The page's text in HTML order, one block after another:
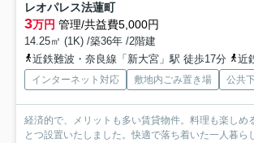
レオパレス法蓮町
3万円 管理/共益費5,000円
14.25㎡ (1K) /築36年 /2階建
近鉄難波・奈良線「新大宮」駅 徒歩17分
近鉄難
インターネット対応 敷地内ごみ置き場 公共
経済的で、メリットも多い賃貸物件。料理も楽しめ
とつ設置いたしました。快適で落ち着いた一人暮ら